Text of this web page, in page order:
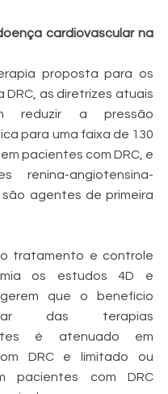
cardiovascular na
proposta para os
DRC, as diretrizes atuais
reduzir a pressão
para uma faixa de 130
em pacientes com DRC, e
renina-angiotensina-
agentes de primeira
tratamento e controle
os estudos 4D e
que o benefício
das terapias
é atenuado em
DRC e limitado ou
pacientes com DRC